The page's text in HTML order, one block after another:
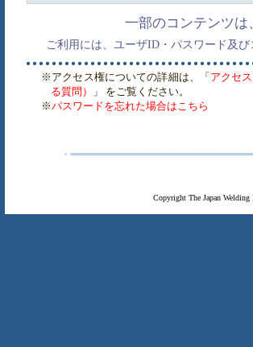
一部のコンテンツ
ご利用には、ユーザID・パスワード及
※アクセス権についての詳細は、「 アクセ
る質問）
」 をご覧ください。
※パスワードを忘れた場合はこちら
Copyright The Japan